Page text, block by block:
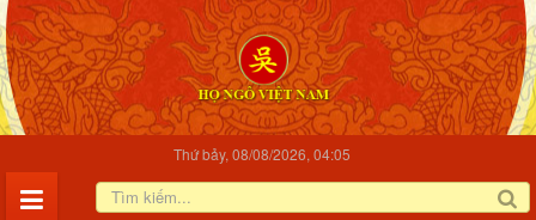
Thứ bảy, 08/08/2026, 04:05